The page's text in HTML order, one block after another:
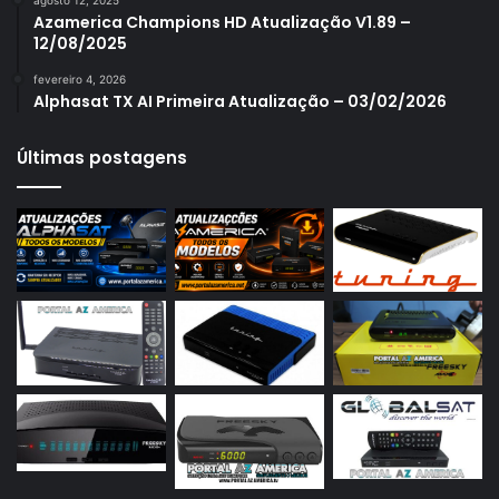
Azamerica S1007 New
Azamerica S1007 Plus
Azamerica S1009
Azamerica S2005
Azamerica S2010
Azamerica S2015
Azamerica S922
Azamerica S922 Mini
Azamerica S928
Azamerica Silver
Azamerica Silver GX PRO
Azamerica Silver IPTV
Azamerica Champions HD Atualização V1.89 –
12/08/2025
fevereiro 4, 2026
Alphasat TX AI Primeira Atualização – 03/02/2026
Últimas postagens